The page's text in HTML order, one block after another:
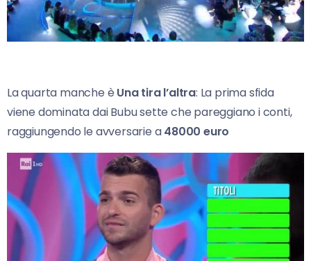
La quarta manche è Una tira l’altra: La prima sfida
viene dominata dai Bubu sette che pareggiano i conti,
raggiungendo le avversarie a48000 euro